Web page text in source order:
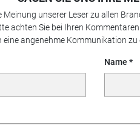
Meinung unserer Leser zu allen
achten Sie bei Ihren
eine angenehme Kommunikation zu
Name